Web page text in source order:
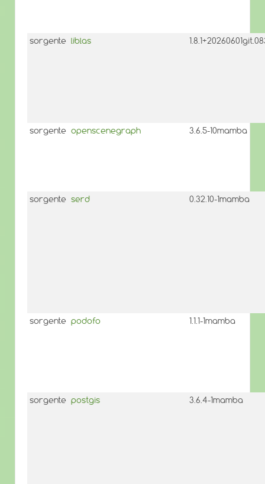
sorgente liblas
sorgente openscenegraph 3.6.5-10mamba
sorgente serd 0.32.10-1mamba
sorgente podofo 1.1.1-1mamba
sorgente postgis 3.6.4-1mamba